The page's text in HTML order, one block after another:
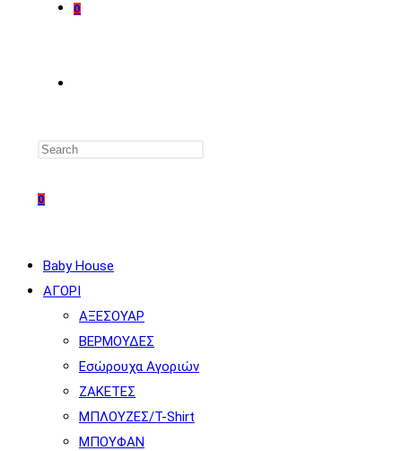
0
0
Baby House
ΑΓΟΡΙ
ΑΞΕΣΟΥΑΡ
ΒΕΡΜΟΥΔΕΣ
Εσώρουχα Αγοριών
ΖΑΚΕΤΕΣ
ΜΠΛΟΥΖΕΣ/T-Shirt
ΜΠΟΥΦΑΝ